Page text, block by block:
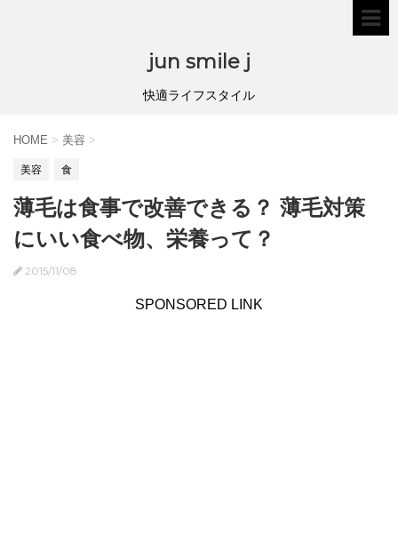
jun smile j
快適ライフスタイル
HOME > 美容 >
美容 食
薄毛は食事で改善できる？ 薄毛対策
にいい食べ物、栄養って？
2015/11/08
SPONSORED LINK